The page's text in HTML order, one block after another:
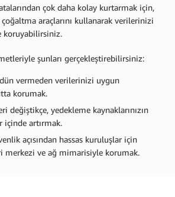
çok daha kolay kurtarmak için,
araçlarını kullanarak verilerinizi
koruyabilirsiniz.
şunları gerçekleştirebilirsiniz:
vermeden verilerinizi uygun
korumak.
değiştikçe, yedekleme kaynaklarınızın
içinde artırmak.
açısından hassas kuruluşlar için
merkezi ve ağ mimarisiyle korumak.